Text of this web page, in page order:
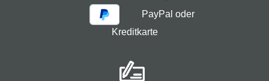
PayPal oder
Kreditkarte